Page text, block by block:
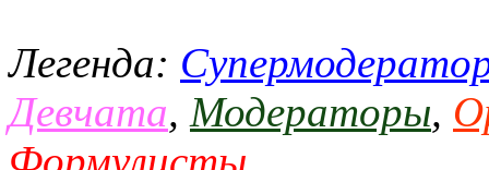
Легенда:
Девчата, Модераторы,